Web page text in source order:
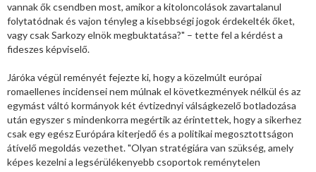
vannak ők csendben most, amikor a kitoloncolások zavartalanul
folytatódnak és vajon tényleg a kisebbségi jogok érdekelték őket,
vagy csak Sarkozy elnök megbuktatása?" – tette fel a kérdést a
fideszes képviselő.
Járóka végül reményét fejezte ki, hogy a közelmúlt európai
romaellenes incidensei nem múlnak el következmények nélkül és az
egymást váltó kormányok két évtizednyi válságkezelő botladozása
után egyszer s mindenkorra megértik az érintettek, hogy a sikerhez
csak egy egész Európára kiterjedő és a politikai megosztottságon
átívelő megoldás vezethet. "Olyan stratégiára van szükség, amely
képes kezelni a legsérülékenyebb csoportok reménytelen